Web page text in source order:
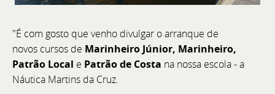
Cannes Yachting Festival 2026
"É com gosto que venho divulgar o arranque de
novos cursos de Marinheiro Júnior, Marinheiro,
Patrão Local e Patrão de Costa na nossa escola - a
Náutica Martins da Cruz.